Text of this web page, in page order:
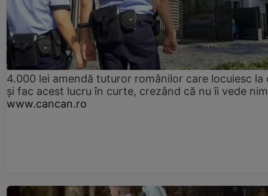
4.000 lei amendă tuturor românilor care locuiesc la
și fac acest lucru în curte, crezând că nu îi vede
www.cancan.ro